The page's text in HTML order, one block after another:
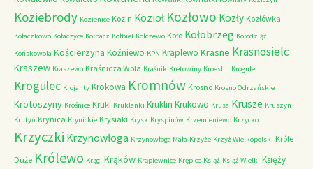
Koziebrody Kozienice Kozin Kozioł Kozłowo Kozły Kozłówka
Kołaczkowo Kołaczyce Kołbacz Kołbiel Kołczewo Koło Kołobrzeg Kołodziąż
Końskowola Kościerzyna Koźniewo KPN Kraplewo Krasne Krasnosielc
Kraszew Kraszewo Kraśnicza Wola Kraśnik Kretowiny Kroeslin Krogule
Krogulec Krojanty Krokowa Kromnów Krosno Krosno Odrzańskie
Krotoszyny Krośnice Kruki Kruklanki Kruklin Krukowo Krusa Krusze Kruszyn
Krutyń Krynica Krynickie Krysiaki Krysk Kryspinów Krzemieniewo Krzycko
Krzyczki Krzynowłoga Krzynowłoga Mała Krzyże Krzyż Wielkopolski Króle
Duże Królewo Krągi Krąków Krąpiewnice Krępice Książ Książ Wielki Księży